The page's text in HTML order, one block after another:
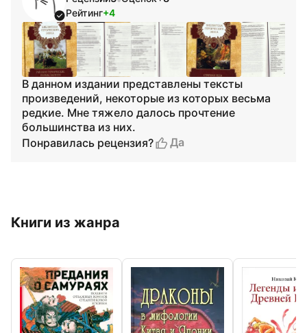
Рейтинг+4
В данном издании представлены тексты
произведений, некоторые из которых весьма
редкие. Мне тяжело далось прочтение
большинства из них.
Понравилась рецензия?
Да
Книги из жанра